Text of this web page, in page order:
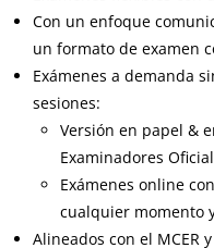
Con un enfoque
un formato de examen
Exámenes a demanda
sesiones:
Versión en papel &
Examinadores
Exámenes online
cualquier momento
Alineados con el MCER